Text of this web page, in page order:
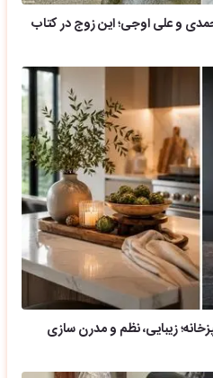
و علی اوجی؛ این زوج در کتاب
زیبایی، نظم و مدرن سازی